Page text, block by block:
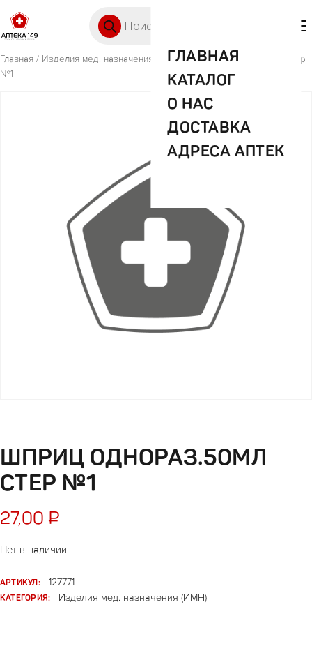
ГЛАВНАЯ
КАТАЛОГ
О НАС
ДОСТАВКА
АДРЕСА АПТЕК
Главная / Изделия мед. назначения (ИМН) / Шприц однораз.50мл стер
№1
ШПРИЦ ОДНОРАЗ.50МЛ
СТЕР №1
27,00 ₽
Нет в наличии
АРТИКУЛ:
127771
КАТЕГОРИЯ:
Изделия мед. назначения (ИМН)